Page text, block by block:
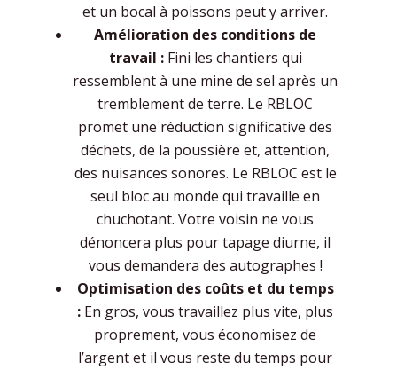
et un bocal à poissons peut y arriver.
Amélioration des conditions de
travail :Fini les chantiers qui
ressemblent à une mine de sel après un
tremblement de terre. Le RBLOC
promet une réduction significative des
déchets, de la poussière et, attention,
des nuisances sonores. Le RBLOC est le
seul bloc au monde qui travaille en
chuchotant. Votre voisin ne vous
dénoncera plus pour tapage diurne, il
vous demandera des autographes !
Optimisation des coûts et du temps
: En gros, vous travaillez plus vite, plus
proprement, vous économisez de
l’argent et il vous reste du temps pour